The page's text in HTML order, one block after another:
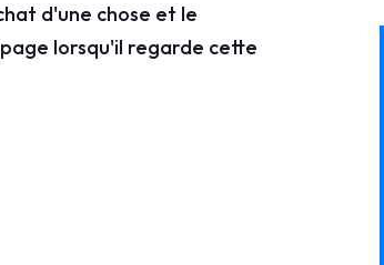
d'une chose et le
lorsqu'il regarde cette